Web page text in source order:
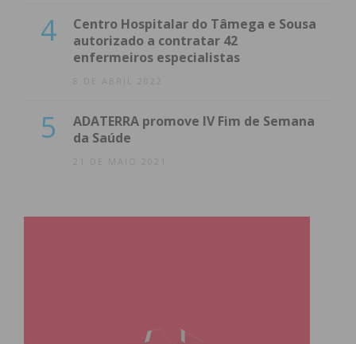
4
Centro Hospitalar do Tâmega e Sousa
autorizado a contratar 42
enfermeiros especialistas
8 DE ABRIL 2022
5
ADATERRA promove IV Fim de Semana
da Saúde
21 DE MAIO 2021